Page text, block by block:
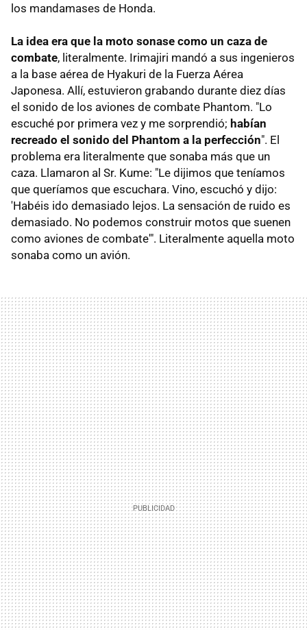
los mandamases de Honda.
La idea era que la moto sonase como un caza de
combate, literalmente. Irimajiri mandó a sus ingenieros
a la base aérea de Hyakuri de la Fuerza Aérea
Japonesa. Allí, estuvieron grabando durante diez días
el sonido de los aviones de combate Phantom. "Lo
escuché por primera vez y me sorprendió; habían
recreado el sonido del Phantom a la perfección". El
problema era literalmente que sonaba más que un
caza. Llamaron al Sr. Kume: "Le dijimos que teníamos
que queríamos que escuchara. Vino, escuchó y dijo:
'Habéis ido demasiado lejos. La sensación de ruido es
demasiado. No podemos construir motos que suenen
como aviones de combate'". Literalmente aquella moto
sonaba como un avión.